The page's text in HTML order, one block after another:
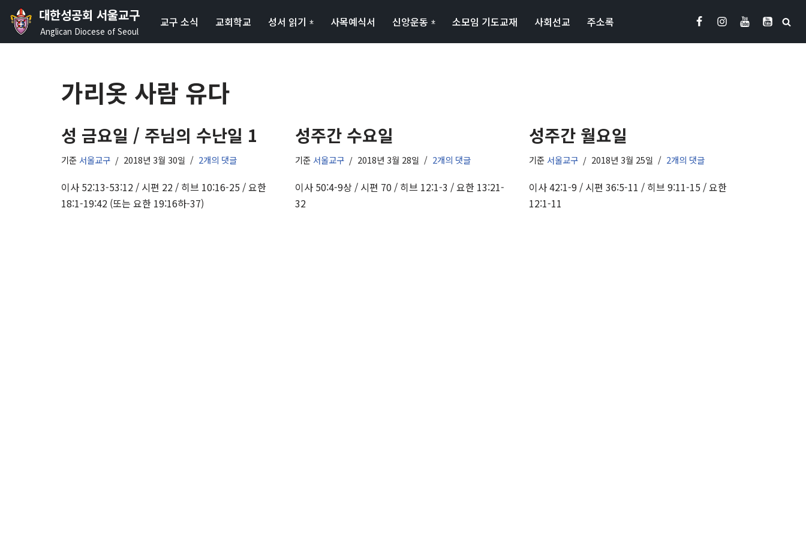
콘
대한성공회 서울교구
Anglican Diocese of Seoul
교구 소식 교회학교 성서 읽기 사목예식서 신앙운동 소모임 기도교재 사회선교 주소록
가리옷 사람 유다
성 금요일 / 주님의 수난일 1
기준 서울교구 2018년 3월 30일 2개의 댓글
이사 52:13-53:12 / 시편 22 / 히브 10:16-25 / 요한
18:1-19:42 (또는 요한 19:16하-37)
성주간 수요일
기준 서울교구 2018년 3월 28일 2개의 댓글
이사 50:4-9상 / 시편 70 / 히브 12:1-3 / 요한 13:21-
32
성주간 월요일
기준 서울교구 2018년 3월 25일 2개의 댓글
이사 42:1-9 / 시편 36:5-11 / 히브 9:11-15 / 요한
12:1-11